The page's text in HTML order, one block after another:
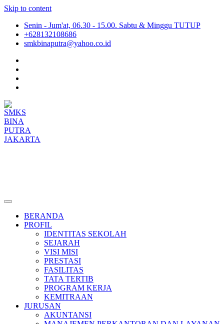
Skip to content
Senin - Jum'at, 06.30 - 15.00. Sabtu & Minggu TUTUP
+628132108686
smkbinaputra@yahoo.co.id
BERANDA
PROFIL
IDENTITAS SEKOLAH
SEJARAH
VISI MISI
PRESTASI
FASILITAS
TATA TERTIB
PROGRAM KERJA
KEMITRAAN
JURUSAN
AKUNTANSI